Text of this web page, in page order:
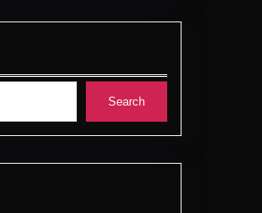
Search